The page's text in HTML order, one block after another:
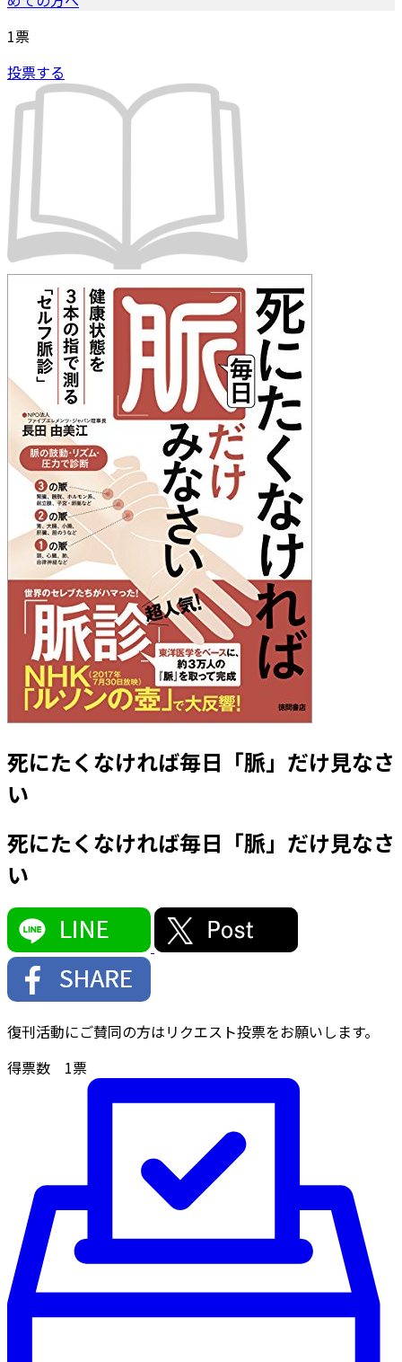
1票
投票する
死にたくなければ毎日「脈」だけ見なさ
い
死にたくなければ毎日「脈」だけ見なさ
い
復刊活動にご賛同の方はリクエスト投票をお願いします。
得票数 1票